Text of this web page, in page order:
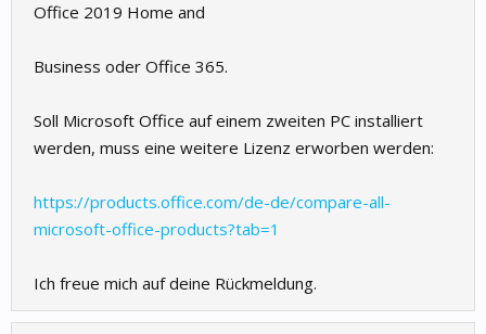
Office 2019 Home and
Business oder Office 365.
Soll Microsoft Office auf einem zweiten PC installiert
werden, muss eine weitere Lizenz erworben werden:
https://products.office.com/de-de/compare-all-
microsoft-office-products?tab=1
Ich freue mich auf deine Rückmeldung.